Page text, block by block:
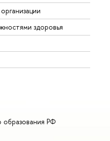
здоровья
образования РФ